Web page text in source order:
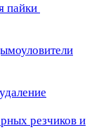
пайки
резчиков и